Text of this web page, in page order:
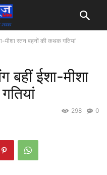
मीशा रतन बहनों की कथक गतियां
बहीं ईशा-मीशा
0
298